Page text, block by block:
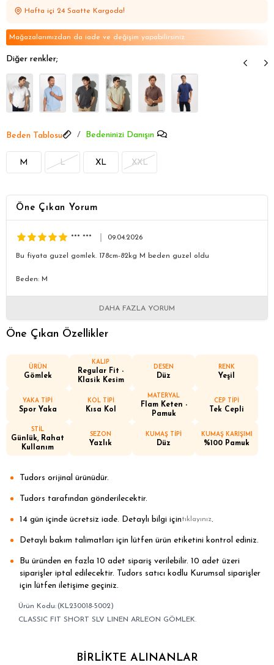
Yazlık Gömleklerde Öne Çıkanlar
Hafta içi 24 Saatte Kargoda!
Mağazalarımızdan da iade ve değişim yapabilirsiniz
Diğer renkler;
Beden Tablosu Bedeninizi Danışın
M L XL XXL
Öne Çıkan Yorum
*** *** 09.04.2026
Bu fiyata guzel gomlek. 178cm-82kg M beden guzel oldu
Beden: M
DAHA FAZLA YORUM
Öne Çıkan Özellikler
ÜRÜN
Gömlek
KALIP
Regular Fit -
Klasik Kesim
DESEN
Düz
RENK
Yeşil
YAKA TİPİ
Spor Yaka
KOL TİPİ
Kısa Kol
MATERYAL
Flam Keten -
Pamuk
CEP TİPİ
Tek Cepli
STİL
Günlük, Rahat
Kullanım
SEZON
Yazlık
KUMAŞ TİPİ
Düz
KUMAŞ KARIŞIMI
%100 Pamuk
Tudors orijinal ürünüdür.
Tudors tarafından gönderilecektir.
14 gün içinde ücretsiz iade. Detaylı bilgi içintıklayınız.
Detaylı bakım talimatları için lütfen ürün etiketini kontrol ediniz.
Bu üründen en fazla 10 adet sipariş verilebilir. 10 adet üzeri
siparişler iptal edilecektir. Tudors satıcı kodlu Kurumsal siparişler
için lütfen iletişime geçiniz.
(KL230018-5002)
CLASSIC FIT SHORT SLV LINEN ARLEON GÖMLEK.
BIRLIKTE ALINANLAR